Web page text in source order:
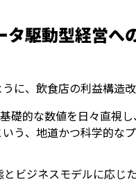
駆動型経営へ
に、飲食店の利益構造
礎的な数値を日々直視
う、地道かつ科学的な
とビジネスモデルに応じ